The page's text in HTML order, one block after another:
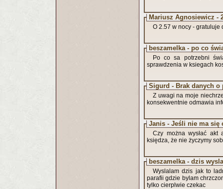
Mariusz Agnosiewicz -
O 2.57 w nocy - gratuluje
beszamelka - po co
Po co sa potrzebni
sprawdzenia w ksiegach
Sigurd - Brak danych o
Z uwagi na moje
konsekwentnie odmawia
Janis - Jeśli nie ma się
Czy można wysłać akt
księdza, że nie życzymy
beszamelka - dzis
Wyslalam dzis jak to
parafii gdzie bylam
tylko cierplwie czekac